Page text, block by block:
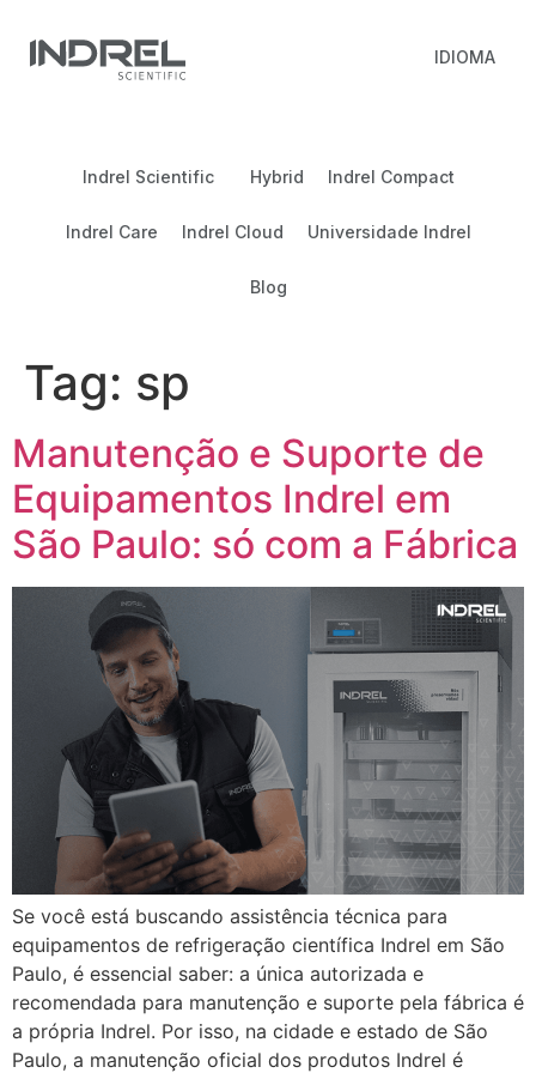
IDIOMA
Indrel Scientific Hybrid Indrel Compact
Indrel Care Indrel Cloud Universidade Indrel
Blog
Tag: sp
Manutenção e Suporte de
Equipamentos Indrel em
São Paulo: só com a Fábrica
Se você está buscando assistência técnica para
equipamentos de refrigeração científica Indrel em São
Paulo, é essencial saber: a única autorizada e
recomendada para manutenção e suporte pela fábrica é
a própria Indrel. Por isso, na cidade e estado de São
Paulo, a manutenção oficial dos produtos Indrel é